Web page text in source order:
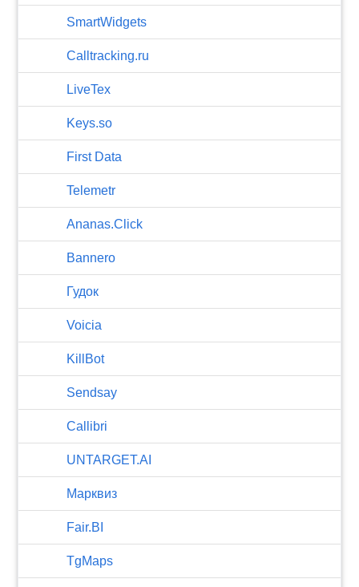
SmartWidgets
Calltracking.ru
LiveTex
Keys.so
First Data
Telemetr
Ananas.Click
Bannero
Гудок
Voicia
KillBot
Sendsay
Callibri
UNTARGET.AI
Марквиз
Fair.BI
TgMaps